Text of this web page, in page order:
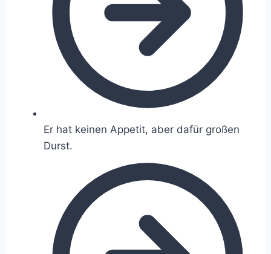
Er hat keinen Appetit, aber dafür großen
Durst.